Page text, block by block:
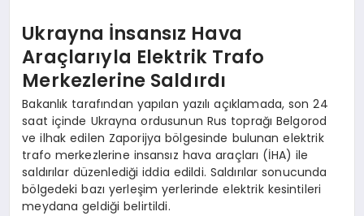
SAĞLIK
SPOR
YAŞAM
Ukrayna İnsansız Hava
Araçlarıyla Elektrik Trafo
Merkezlerine Saldırdı
Bakanlık tarafından yapılan yazılı açıklamada, son 24
saat içinde Ukrayna ordusunun Rus toprağı Belgorod
ve ilhak edilen Zaporijya bölgesinde bulunan elektrik
trafo merkezlerine insansız hava araçları (İHA) ile
saldırılar düzenlediği iddia edildi. Saldırılar sonucunda
bölgedeki bazı yerleşim yerlerinde elektrik kesintileri
meydana geldiği belirtildi.